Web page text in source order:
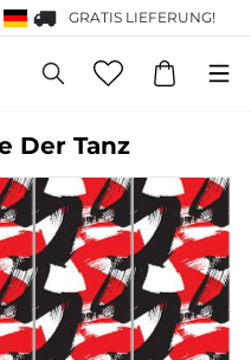
GRATIS LIEFERUNG!
Der Tanz